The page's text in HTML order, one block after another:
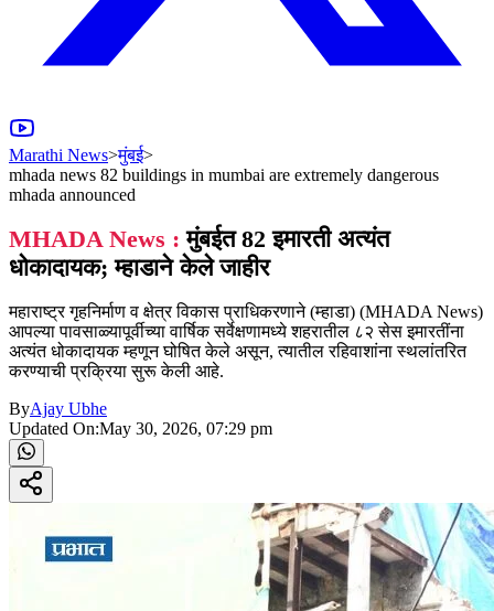
Marathi News>मुंबई>
mhada news 82 buildings in mumbai are extremely dangerous
mhada announced
MHADA News : मुंबईत 82 इमारती अत्यंत
धोकादायक; म्हाडाने केले जाहीर
महाराष्ट्र गृहनिर्माण व क्षेत्र विकास प्राधिकरणाने (म्हाडा) (MHADA News)
आपल्या पावसाळ्यापूर्वीच्या वार्षिक सर्वेक्षणामध्ये शहरातील ८२ सेस इमारतींना
अत्यंत धोकादायक म्हणून घोषित केले असून, त्यातील रहिवाशांना स्थलांतरित
करण्याची प्रक्रिया सुरू केली आहे.
ByAjay Ubhe
Updated On:May 30, 2026, 07:29 pm